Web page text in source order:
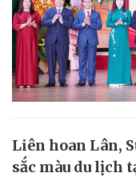
Liên hoan Lân,
sắc màu du lịch